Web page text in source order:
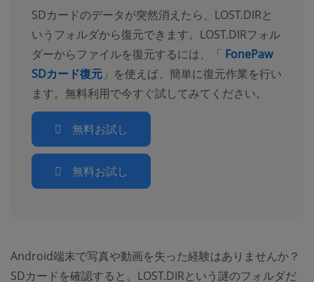
SDカードのデータが突然消えたら、LOST.DIRと
いうフォルダから復元できます。LOST.DIRフォル
ダーからファイルを復元するには、「 FonePaw
SDカード復元 」を使えば、簡単に復元作業を行い
ます。無料利用で今すぐ試してみてください。
無料お試し
無料お試し
Android端末で写真や動画を失った経験はありませんか？
SDカードを確認すると、LOST.DIRという謎のフォルダだ